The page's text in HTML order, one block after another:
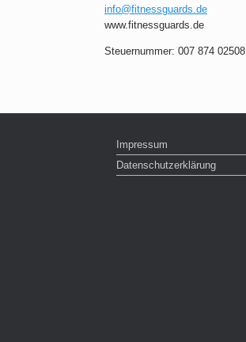
info@fitnessguards.de
www.fitnessguards.de
Steuernummer: 007 874 02508
Impressum
Datenschutzerklärung